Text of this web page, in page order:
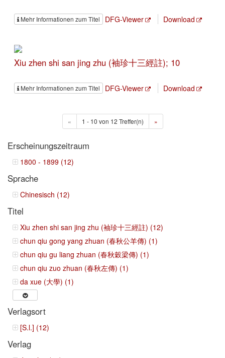
Mehr Informationen zum Titel DFG-Viewer Download
Xiu zhen shi san jing zhu (袖珍十三經註); 10
Mehr Informationen zum Titel DFG-Viewer Download
« 1 - 10 von 12 Treffer(n) »
Erscheinungszeitraum
1800 - 1899 (12)
Sprache
Chinesisch (12)
Titel
Xiu zhen shi san jing zhu (袖珍十三經註) (12)
chun qiu gong yang zhuan (春秋公羊傳) (1)
chun qiu gu liang zhuan (春秋穀梁傳) (1)
chun qiu zuo zhuan (春秋左傳) (1)
da xue (大學) (1)
Verlagsort
[S.l.] (12)
Verlag